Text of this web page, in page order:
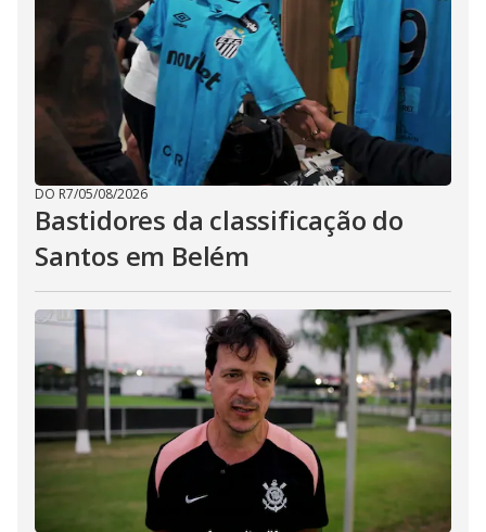
DO R7/05/08/2026
Bastidores da classificação do
Santos em Belém